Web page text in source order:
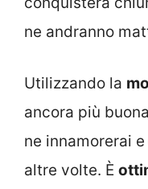
ne andranno
Utilizzando la
ancora più
ne innamorerai
altre volte. È